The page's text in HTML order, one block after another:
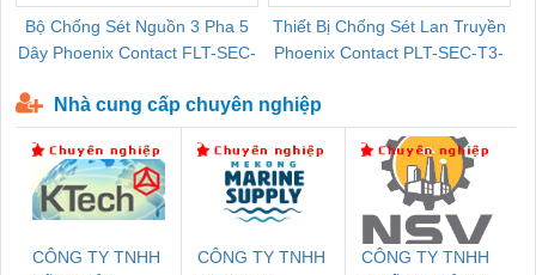
Bộ Chống Sét Nguồn 3 Pha 5
Dây Phoenix Contact FLT-SEC-
Thiết Bị Chống Sét Lan Truyền
Phoenix Contact PLT-SEC-T3-
Nhà cung cấp chuyên nghiệp
CÔNG TY TNHH
CÔNG TY TNHH
CÔNG TY TNHH